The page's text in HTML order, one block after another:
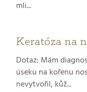
s
č
l
mli...
Keratóza na
Dotaz: Mám
úseku na kořenu
nevytvořil, kůž...